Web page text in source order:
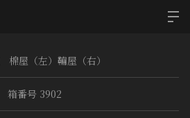
屋（左）鞴屋（右）
箱番号 3902